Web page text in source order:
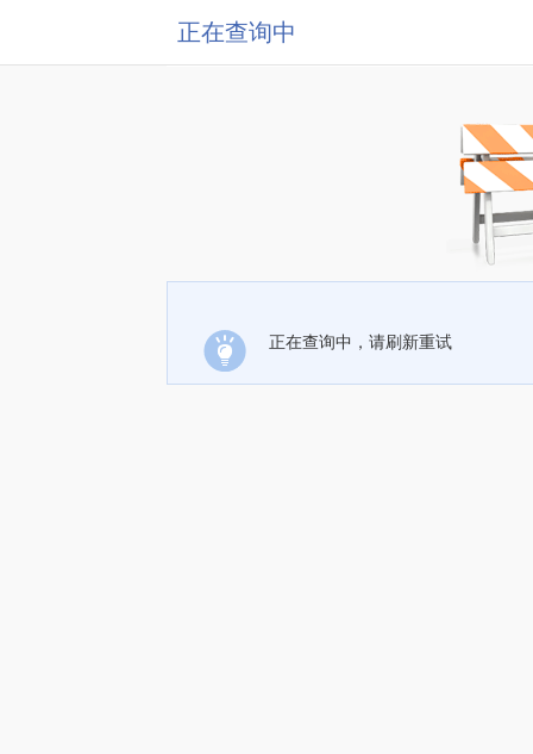
正在查询中
正在查询中，请刷新重试